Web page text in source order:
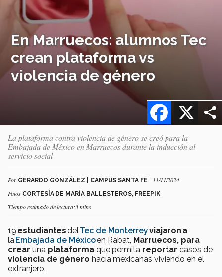
En Marruecos: alumnos Tec
crean plataforma vs
violencia de género
X
Facebook
La plataforma contra violencia de género se creó para la
Embajada de México en Marruecos durante la inducción al
servicio social
Por GERARDO GONZÁLEZ | CAMPUS SANTA FE - 11/11/2024
Fotos CORTESÍA DE MARÍA BALLESTEROS, FREEPIK
Tiempo estimado de lectura:3 mins
19 estudiantesdel Tec de Monterreyviajaron a
la Embajada de Méxicoen Rabat, Marruecos, para
crear una plataforma que permita reportar casos de
violencia de género hacía mexicanas viviendo en el
extranjero.